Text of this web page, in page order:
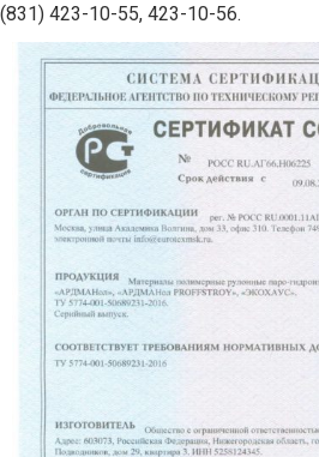
(831) 423-10-55, 423-10-56.